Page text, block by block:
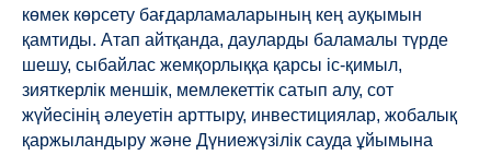
көмек көрсету бағдарламаларының кең ауқымын
қамтиды. Атап айтқанда, дауларды баламалы түрде
шешу, сыбайлас жемқорлыққа қарсы іс-қимыл,
зияткерлік меншік, мемлекеттік сатып алу, сот
жүйесінің әлеуетін арттыру, инвестициялар, жобалық
қаржыландыру және Дүниежүзілік сауда ұйымына